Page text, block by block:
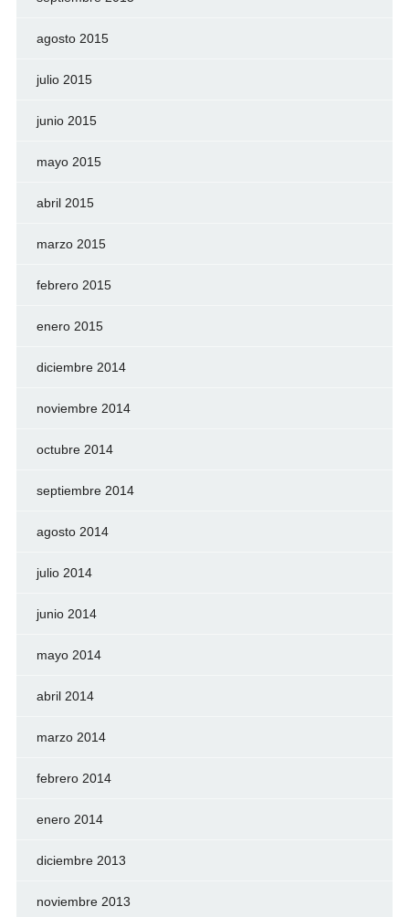
agosto 2015
julio 2015
junio 2015
mayo 2015
abril 2015
marzo 2015
febrero 2015
enero 2015
diciembre 2014
noviembre 2014
octubre 2014
septiembre 2014
agosto 2014
julio 2014
junio 2014
mayo 2014
abril 2014
marzo 2014
febrero 2014
enero 2014
diciembre 2013
noviembre 2013